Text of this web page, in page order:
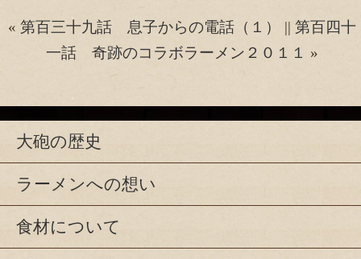
« 第百三十九話 息子からの電話（１） || 第百四十
一話 奇跡のコラボラーメン２０１１ »
大砲の歴史
ラーメンへの想い
食材について